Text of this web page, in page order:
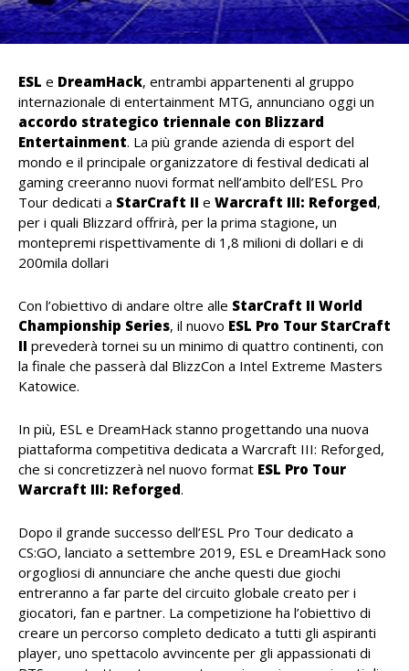
ESL e DreamHack, entrambi appartenenti al gruppo
internazionale di entertainment MTG, annunciano oggi un
accordo strategico triennale con Blizzard
Entertainment. La più grande azienda di esport del
mondo e il principale organizzatore di festival dedicati al
gaming creeranno nuovi format nell’ambito dell’ESL Pro
Tour dedicati a StarCraft II e Warcraft III: Reforged,
per i quali Blizzard offrirà, per la prima stagione, un
montepremi rispettivamente di 1,8 milioni di dollari e di
200mila dollari
Con l’obiettivo di andare oltre alle StarCraft II World
Championship Series, il nuovo ESL Pro Tour StarCraft
II prevederà tornei su un minimo di quattro continenti, con
la finale che passerà dal BlizzCon a Intel Extreme Masters
Katowice.
In più, ESL e DreamHack stanno progettando una nuova
piattaforma competitiva dedicata a Warcraft III: Reforged,
che si concretizzerà nel nuovo format ESL Pro Tour
Warcraft III: Reforged.
Dopo il grande successo dell’ESL Pro Tour dedicato a
CS:GO, lanciato a settembre 2019, ESL e DreamHack sono
orgogliosi di annunciare che anche questi due giochi
entreranno a far parte del circuito globale creato per i
giocatori, fan e partner. La competizione ha l’obiettivo di
creare un percorso completo dedicato a tutti gli aspiranti
player, uno spettacolo avvincente per gli appassionati di